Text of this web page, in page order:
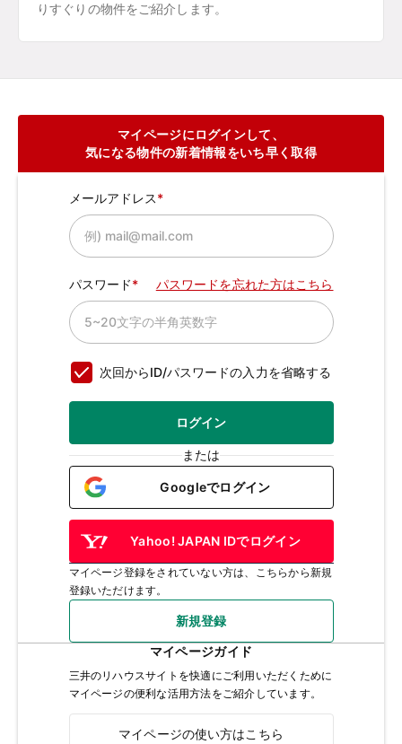
りすぐりの物件をご紹介します。
マイページにログインして、
気になる物件の新着情報をいち早く取得
メールアドレス
パスワード パスワードを忘れた方はこちら
次回からID/パスワードの入力を省略する
ログイン
または
Googleでログイン
Yahoo! JAPAN IDでログイン
マイページ登録をされていない方は、こちらから新規
登録いただけます。
新規登録
マイページガイド
三井のリハウスサイトを快適にご利用いただくために
マイページの便利な活用方法をご紹介しています。
マイページの使い方はこちら